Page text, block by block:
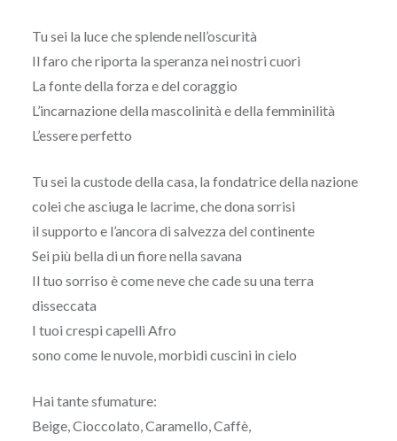
Tu sei la luce che splende nell’oscurità
Il faro che riporta la speranza nei nostri cuori
La fonte della forza e del coraggio
L’incarnazione della mascolinità e della femminilità
L’essere perfetto
Tu sei la custode della casa, la fondatrice della nazione
colei che asciuga le lacrime, che dona sorrisi
il supporto e l’ancora di salvezza del continente
Sei più bella di un fiore nella savana
Il tuo sorriso è come neve che cade su una terra
disseccata
I tuoi crespi capelli Afro
sono come le nuvole, morbidi cuscini in cielo
Hai tante sfumature:
Beige, Cioccolato, Caramello, Caffè,